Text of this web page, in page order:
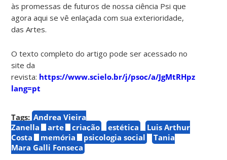
às promessas de futuros de nossa ciência Psi que
agora aqui se vê enlaçada com sua exterioridade,
das Artes.
O texto completo do artigo pode ser acessado no
site da
revista: https://www.scielo.br/j/psoc/a/
lang=pt
Tags: Andrea Vieira
Zanella
arte criação estética
Luis Arthur
Costa
memória psicologia social
Tania
Mara Galli Fonseca